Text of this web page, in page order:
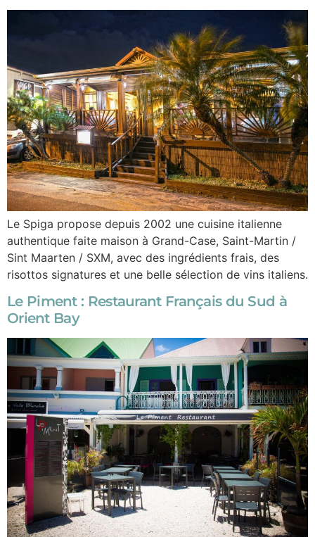
Le Spiga propose depuis 2002 une cuisine italienne
authentique faite maison à Grand-Case, Saint-Martin /
Sint Maarten / SXM, avec des ingrédients frais, des
risottos signatures et une belle sélection de vins italiens.
Le Piment : Restaurant Français du Sud à
Orient Bay